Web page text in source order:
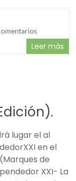
Leer más
lugar el al
en el
de
XXI- La